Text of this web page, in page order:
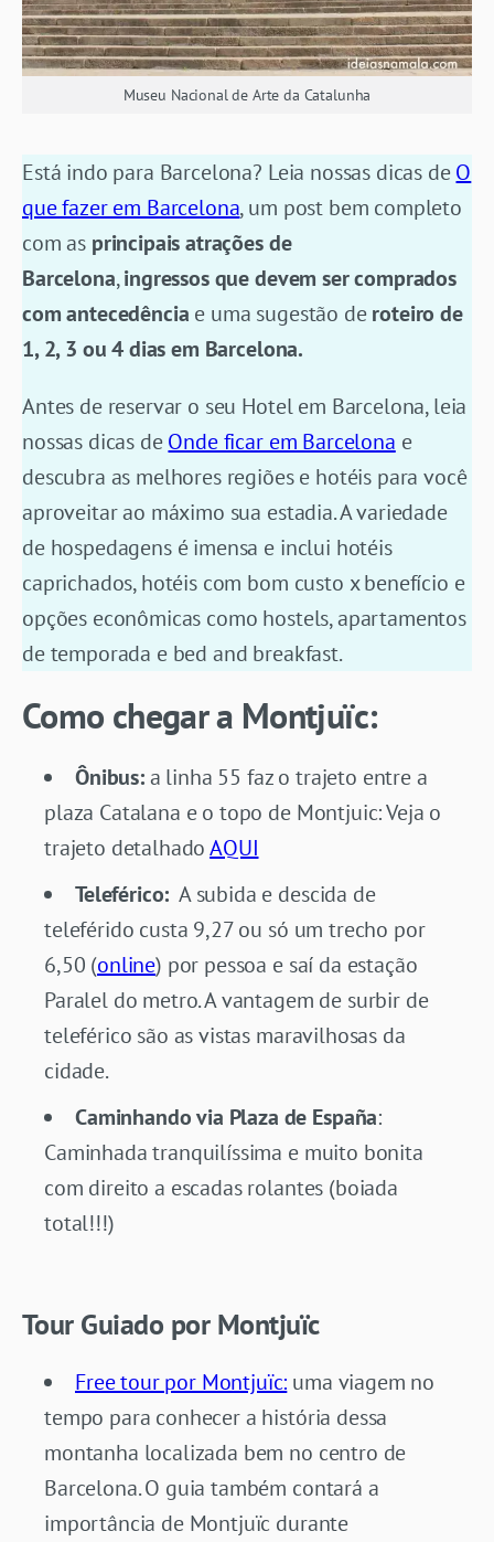
Museu Nacional de Arte da Catalunha
Está indo para Barcelona? Leia nossas dicas deO
que fazer em Barcelona, um post bem completo
com as principais atrações de
Barcelona,ingressos que devem ser comprados
com antecedência e uma sugestão deroteiro de
1, 2, 3 ou 4 dias em Barcelona.
Antes de reservar o seu Hotel em Barcelona, leia
nossas dicas deOnde ficar em Barcelona e
descubra as melhores regiões e hotéis para você
aproveitar ao máximo sua estadia. A variedade
de hospedagens é imensa e inclui hotéis
caprichados, hotéis com bom custo x benefício e
opções econômicas como hostels, apartamentos
de temporada e bed and breakfast.
Como chegar a Montjuïc:
Ônibus:a linha 55 faz o trajeto entre a
plaza Catalana e o topo de Montjuic: Veja o
trajeto detalhadoAQUI
Teleférico: A subida e descida de
teleférido custa 9,27 ou só um trecho por
6,50 (online) por pessoa e saí da estação
Paralel do metro. A vantagem de surbir de
teleférico são as vistas maravilhosas da
cidade.
Caminhando via Plaza de España:
Caminhada tranquilíssima e muito bonita
com direito a escadas rolantes (boiada
total!!!)
Tour Guiado por Montjuïc
Free tour por Montjuïc: uma viagem no
tempo para conhecer a história dessa
montanha localizada bem no centro de
Barcelona. O guia também contará a
importância de Montjuïc durante